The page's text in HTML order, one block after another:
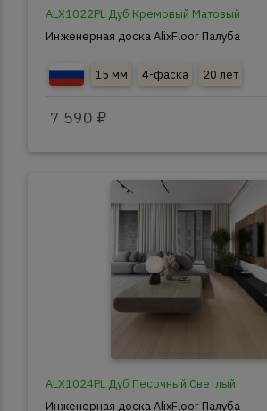
ALX1022PL Дуб Кремовый Матовый
Инженерная доска AlixFloor Палуба
15 мм 4-фаска 20 лет
7 590 ₽
ALX1024PL Дуб Песочный Светлый
Инженерная доска AlixFloor Палуба